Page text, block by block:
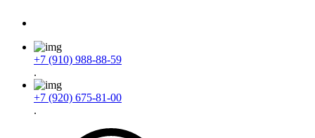
+7 (910) 988-88-59
.
+7 (920) 675-81-00
.